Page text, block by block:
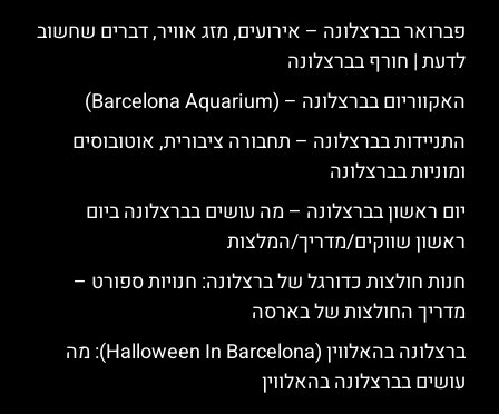
פברואר בברצלונה – אירועים, מזג אוויר, דברים שחשוב
לדעת | חורף בברצלונה
האקווריום בברצלונה – (Barcelona Aquarium)
התניידות בברצלונה – תחבורה ציבורית, אוטובוסים
ומוניות בברצלונה
יום ראשון בברצלונה – מה עושים בברצלונה ביום
ראשון שווקים/מדריך/המלצות
חנות חולצות כדורגל של ברצלונה: חנויות ספורט –
מדריך החולצות של בארסה
ברצלונה בהאלווין (Halloween In Barcelona): מה
עושים בברצלונה בהאלווין